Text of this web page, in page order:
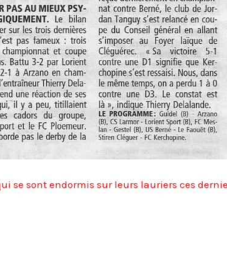
se sont endormis sur leurs lauriers ces